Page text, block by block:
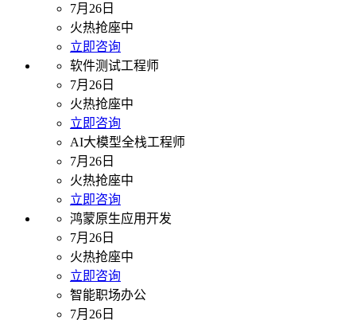
7月26日
火热抢座中
立即咨询
软件测试工程师
7月26日
火热抢座中
立即咨询
AI大模型全栈工程师
7月26日
火热抢座中
立即咨询
鸿蒙原生应用开发
7月26日
火热抢座中
立即咨询
智能职场办公
7月26日